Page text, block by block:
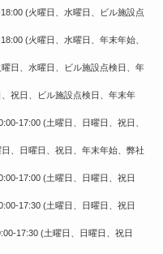
(火曜日、水曜日、ビル施設点
(火曜日、水曜日、年末年始、
日、水曜日、ビル施設点検日、年
祝日、ビル施設点検日、年末年
17:00 (土曜日、日曜日、祝日、
、日曜日、祝日、年末年始、弊社
17:00 (土曜日、日曜日、祝日
17:30 (土曜日、日曜日、祝日
17:30 (土曜日、日曜日、祝日